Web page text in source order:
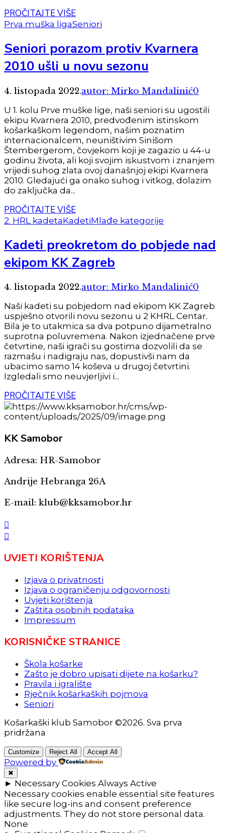
PROČITAJTE VIŠE
Prva muška ligaSeniori
Seniori porazom protiv Kvarnera
2010 ušli u novu sezonu
4. listopada 2022.autor: Mirko Mandalinić0
U 1. kolu Prve muške lige, naši seniori su ugostili
ekipu Kvarnera 2010, predvođenim istinskom
košarkaškom legendom, našim poznatim
internacionalcem, neuništivim Sinišom
Štembergerom, čovjekom koji je zagazio u 44-u
godinu života, ali koji svojim iskustvom i znanjem
vrijedi suhog zlata ovoj današnjoj ekipi Kvarnera
2010. Gledajući ga onako suhog i vitkog, dolazim
do zaključka da...
PROČITAJTE VIŠE
2. HRL kadetaKadetiMlađe kategorije
Kadeti preokretom do pobjede nad
ekipom KK Zagreb
4. listopada 2022.autor: Mirko Mandalinić0
Naši kadeti su pobjedom nad ekipom KK Zagreb
uspješno otvorili novu sezonu u 2 KHRL Centar.
Bila je to utakmica sa dva potpuno dijametralno
suprotna poluvremena. Nakon izjednačene prve
četvrtine, naši igrači su gostima dozvolili da se
razmašu i nadigraju nas, dopustivši nam da
ubacimo samo 14 koševa u drugoj četvrtini.
Izgledali smo neuvjerljivi i...
PROČITAJTE VIŠE
KKSamobor
Adresa: HR-Samobor
Andrije Hebranga 26A
E-mail: klub@kksamobor.hr
UVJETI KORIŠTENJA
Izjava o privatnosti
Izjava o ograničenju odgovornosti
Uvjeti korištenja
Zaštita osobnih podataka
Impressum
KORISNIČKE STRANICE
Škola košarke
Zašto je dobro upisati dijete na košarku?
Pravila i igralište
Rječnik košarkaških pojmova
Seniori
Košarkaški klub Samobor ©2026. Sva prva
pridržana
Customize Reject All Accept All
Powered by
✖
► Necessary Cookies Always Active
Necessary cookies enable essential site features
like secure log-ins and consent preference
adjustments. They do not store personal data.
None